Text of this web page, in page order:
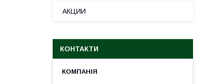
АКЦИИ
КОНТАКТИ